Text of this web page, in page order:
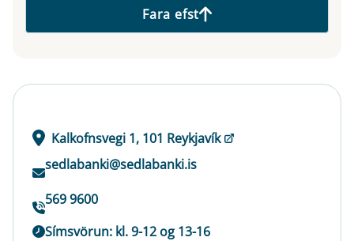
Fara efst
Kalkofnsvegi 1, 101 Reykjavík
sedlabanki@sedlabanki.is
569 9600
Símsvörun: kl. 9-12 og 13-16